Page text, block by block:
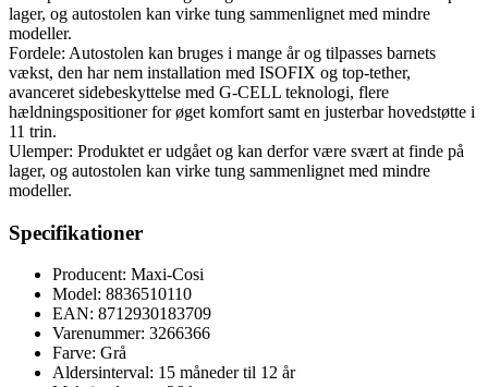
lager, og autostolen kan virke tung sammenlignet med mindre
modeller.
Fordele: Autostolen kan bruges i mange år og tilpasses barnets
vækst, den har nem installation med ISOFIX og top-tether,
avanceret sidebeskyttelse med G-CELL teknologi, flere
hældningspositioner for øget komfort samt en justerbar hovedstøtte i
11 trin.
Ulemper: Produktet er udgået og kan derfor være svært at finde på
lager, og autostolen kan virke tung sammenlignet med mindre
modeller.
Specifikationer
Producent: Maxi-Cosi
Model: 8836510110
EAN: 8712930183709
Varenummer: 3266366
Farve: Grå
Aldersinterval: 15 måneder til 12 år